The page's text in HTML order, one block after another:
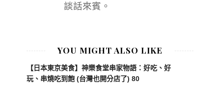
談話來賓。
YOU MIGHT ALSO LIKE
【日本東京美食】神樂食堂串家物語：好吃、好
玩、串燒吃到飽 (台灣也開分店了) 80